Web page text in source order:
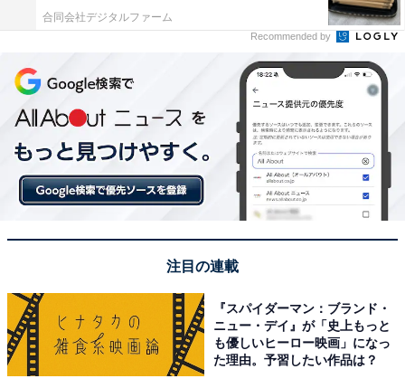
るキャンペーンも開催しています。賢く旅の計画を立て
て、お得に旅行を楽しみましょう。
楽天トラベルでキャンペーンにエントリーする
※掲載されている情報は記事公開時のものです。あらか
すると、売上の一部がオールアバウトに還元されること
この記事の執筆者： All About ニュース 旅行
合同会社デジタルファーム
Recommended by
注目の連載
『スパイダーマン：ブランド・
ニュー・デイ』が「史上もっと
も優しいヒーロー映画」になっ
た理由。予習したい作品は？